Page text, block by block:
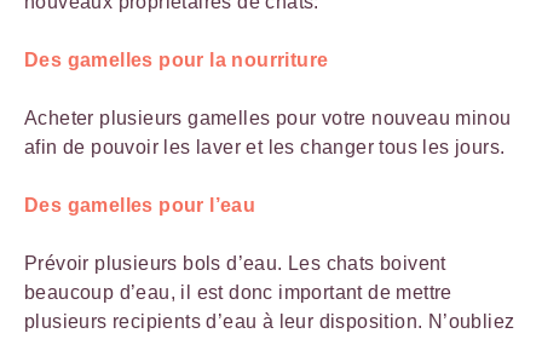
Des gamelles pour la nourriture
Acheter plusieurs gamelles pour votre nouveau minou
afin de pouvoir les laver et les changer tous les jours.
Des gamelles pour l’eau
Prévoir plusieurs bols d’eau. Les chats boivent
beaucoup d’eau, il est donc important de mettre
plusieurs recipients d’eau à leur disposition. N’oubliez